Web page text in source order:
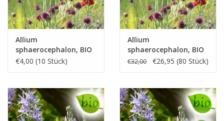
Allium
sphaerocephalon, BIO
€4,00 (10 Stück)
Allium
sphaerocephalon, BIO
- XL-Vorteilspackung
€32,00 €26,95 (80 Stück)